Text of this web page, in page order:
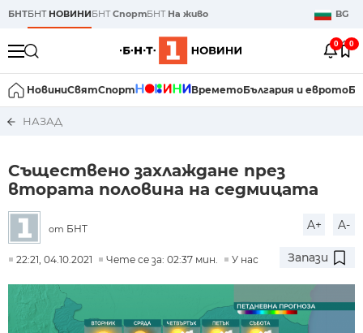
БНТБНТ НОВИНИБНТСпортБНТ На живо BG
0 0
НовиниСвятСпорт ВреметоБългария и еврото
НАЗАД
Съществено захлаждане през
втората половина на седмицата
от БНТ A+ A-
22:21, 04.10.2021 Чете се за: 02:37 мин. У нас Запази